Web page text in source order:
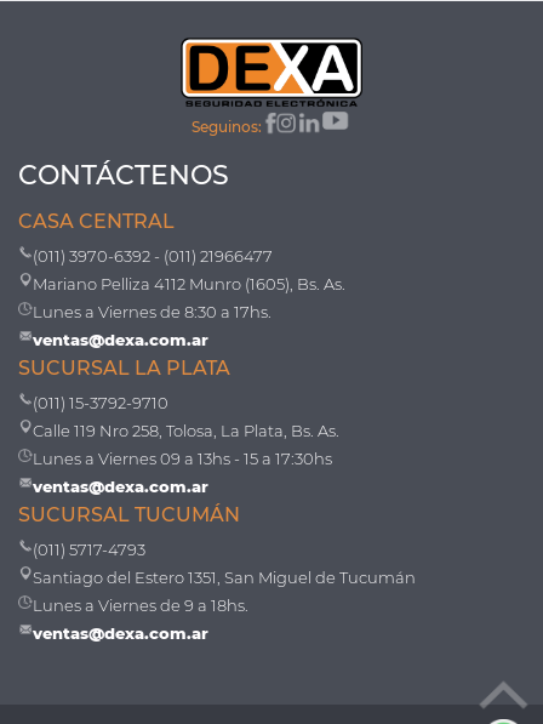
Seguinos:
CONTÁCTENOS
CASA CENTRAL
(011) 3970-6392 - (011) 21966477
Mariano Pelliza 4112 Munro (1605), Bs. As.
Lunes a Viernes de 8:30 a 17hs.
ventas@dexa.com.ar
SUCURSAL LA PLATA
(011) 15-3792-9710
Calle 119 Nro 258, Tolosa, La Plata, Bs. As.
Lunes a Viernes 09 a 13hs - 15 a 17:30hs
ventas@dexa.com.ar
SUCURSAL TUCUMÁN
(011) 5717-4793
Santiago del Estero 1351, San Miguel de Tucumán
Lunes a Viernes de 9 a 18hs.
ventas@dexa.com.ar